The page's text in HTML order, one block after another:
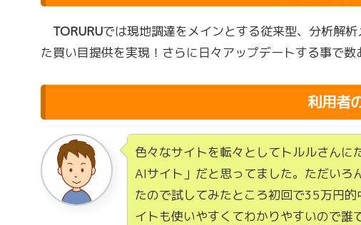
TORURUでは現地調達をメインとする従来型、分析解
た買い目提供を実現！さらに日々アップデートする事で数
利用者
色々なサイトを転々としてトルルさんに
AIサイト」だと思ってました。ただいろ
たので試してみたところ初回で35万円
イトも使いやすくてわかりやすいので誰